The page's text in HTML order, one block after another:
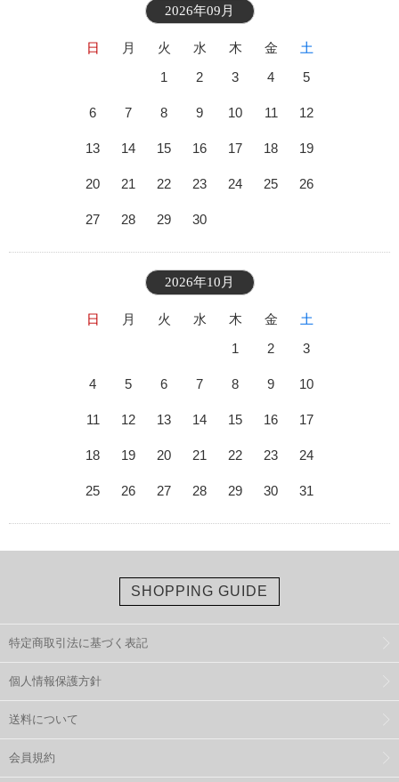
2026年09月
日 月 火 水 木 金
土
1
2 3 4 5
6 7 8 9 10 11 12
13 14 15 16 17 18 19
20 21 22 23 24 25 26
27 28 29 30
2026年10月
日 月 火 水 木 金
土
1
2 3
4 5 6 7 8 9 10
11 12 13 14 15 16 17
18 19 20 21 22 23 24
25 26 27 28 29 30 31
SHOPPING GUIDE
特定商取引法に基づく表記
個人情報保護方針
送料について
会員規約